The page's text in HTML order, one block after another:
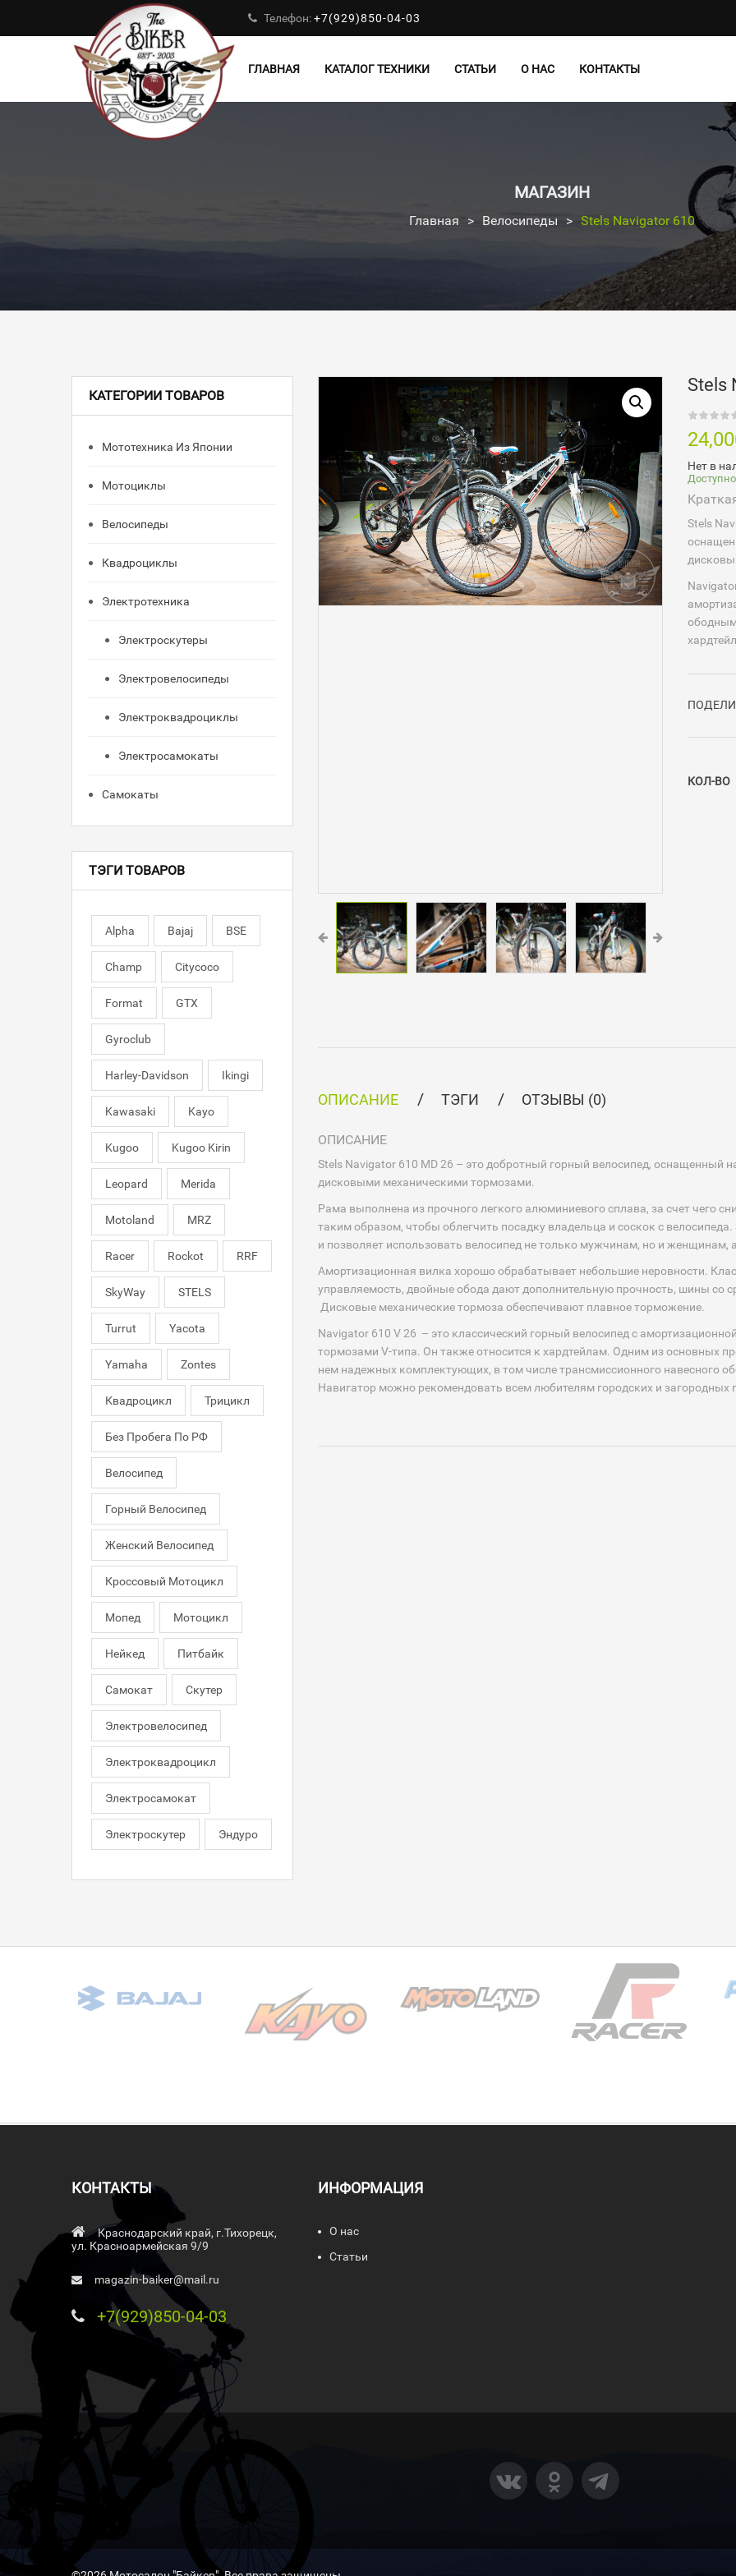
Телефон:+7(929)850-04-03
ГЛАВНАЯ КАТАЛОГ ТЕХНИКИ СТАТЬИ О НАС КОНТАКТЫ
МАГАЗИН
Главная > Велосипеды > Stels Navigator 610
КАТЕГОРИИ ТОВАРОВ
Мототехника Из Японии
Мотоциклы
Велосипеды
Квадроциклы
Электротехника
Электроскутеры
Электровелосипеды
Электроквадроциклы
Электросамокаты
Самокаты
ТЭГИ ТОВАРОВ
Alpha Bajaj BSE
Champ Citycoco
Format GTX
Gyroclub
Harley-Davidson Ikingi
Kawasaki Kayo
Kugoo Kugoo Kirin
Leopard Merida
Motoland MRZ
Racer Rockot RRF
SkyWay STELS
Turrut Yacota
Yamaha Zontes
Квадроцикл Трицикл
Без Пробега По РФ
Велосипед
Горный Велосипед
Женский Велосипед
Кроссовый Мотоцикл
Мопед Мотоцикл
Нейкед Питбайк
Самокат Скутер
Электровелосипед
Электроквадроцикл
Электросамокат
Электроскутер Эндуро
Stels
Нет в
Stels
КОЛ-ВО
ОПИСАНИЕ ТЭГИ ОТЗЫВЫ (0)
ОПИСАНИЕ
Stels Navigator 610 MD 26 – это добротный горный велосипед,
дисковыми механическими тормозами.
Рама выполнена из прочного легкого алюминиевого сплава, за счет чего
таким образом, чтобы облегчить посадку владельца и соскок с
и позволяет использовать велосипед не только мужчинам, но и женщинам,
Амортизационная вилка хорошо обрабатывает небольшие неровности.
управляемость, двойные обода дают дополнительную прочность, шины со
Дисковые механические тормоза обеспечивают плавное торможение.
Navigator 610 V 26 – это классический горный велосипед с
тормозами V-типа. Он также относится к хардтейлам. Одним из основных
нем надежных комплектующих, в том числе трансмиссионного навесного
Навигатор можно рекомендовать всем любителям городских и загородных
КОНТАКТЫ
Краснодарский край, г.Тихорецк,
ул. Красноармейская 9/9
magazin-baiker@mail.ru
+7(929)850-04-03
ИНФОРМАЦИЯ
О нас
Статьи